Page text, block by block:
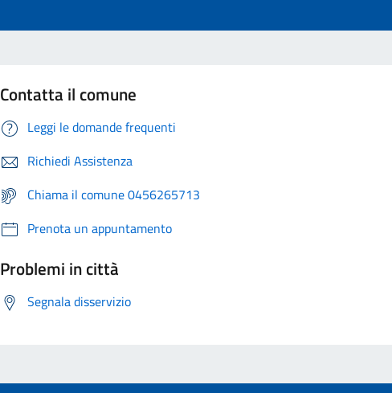
Contatta il comune
Leggi le domande frequenti
Richiedi Assistenza
Chiama il comune 0456265713
Prenota un appuntamento
Problemi in città
Segnala disservizio